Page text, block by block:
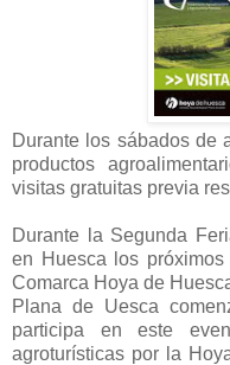
Durante los sábados de
productos
visitas gratuitas previa
Durante la Segunda
en Huesca los
Comarca Hoya de
Plana de Uesca
participa en este
agroturísticas por la